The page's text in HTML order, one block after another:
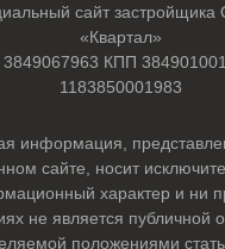
сайт
«Квартал»
КПП
1183850001983
информация,
сайте, носит
характер и ни
не является публичной
положениями